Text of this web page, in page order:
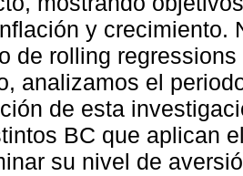
y crecimiento.
de rolling
analizamos el
de esta
BC que aplican
su nivel de